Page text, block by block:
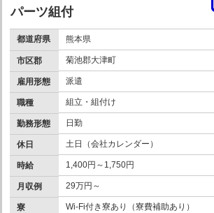
パーツ組付
都道府県 熊本県
市区郡 菊池郡大津町
雇用形態 派遣
職種 組立・組付け
勤務形態 日勤
休日 土日（会社カレンダー）
時給 1,400円～1,750円
月収例 29万円～
寮 Wi-Fi付き寮あり（寮費補助あり）